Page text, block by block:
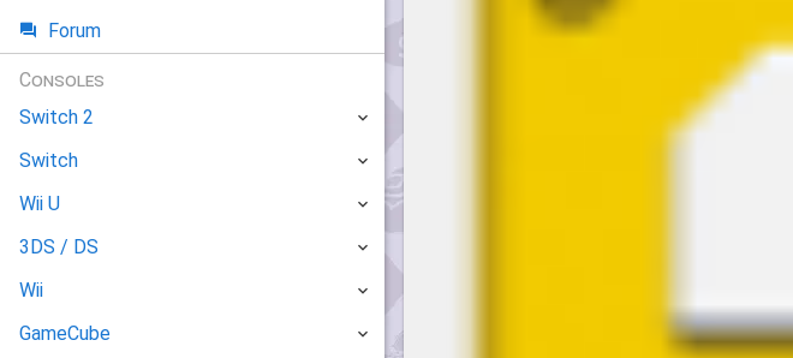
Forum
Consoles
Switch 2
Switch
Wii U
3DS / DS
Wii
GameCube